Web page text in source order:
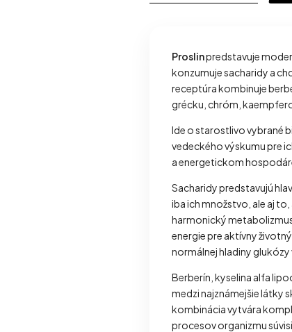
Proslinpredstavuje
konzumuje sacharidy a
receptúra kombinuje
grécku, chróm,
Ide o starostlivo vybrané
vedeckého výskumu pre
a energetickom
Sacharidy predstavujú
iba ich množstvo, ale aj
harmonický
energie pre aktívny
normálnej hladiny glukózy
Berberín, kyselina alfa
medzi najznámejšie látky
kombinácia vytvára
procesov organizmu